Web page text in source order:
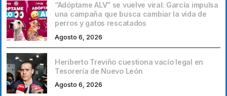
“Adóptame ALV” se vuelve viral: García impulsa
una campaña que busca cambiar la vida de
perros y gatos rescatados
Agosto 6, 2026
Heriberto Treviño cuestiona vacío legal en
Tesorería de Nuevo León
Agosto 6, 2026